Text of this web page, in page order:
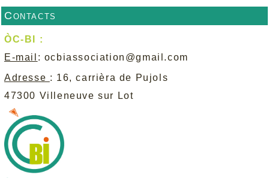
Contacts
ÒC-BI :
E-mail : ocbiassociation@gmail.com
Adresse : 16, carrièra de Pujols
47300 Villeneuve sur Lot